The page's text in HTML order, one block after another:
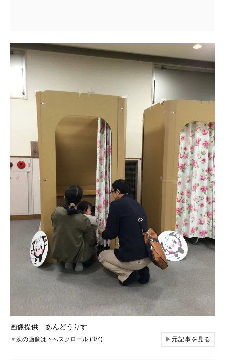
画像提供 あんどうりす
▼次の画像は下へスクロール (3/4) ▶元記事を見る